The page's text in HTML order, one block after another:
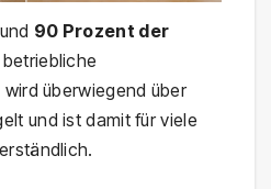
90 Prozent der
überwiegend über
und ist damit für viele